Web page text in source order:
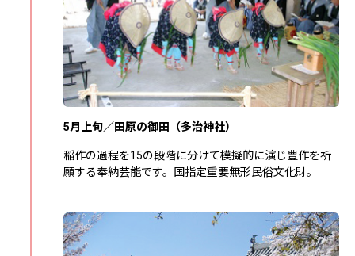
5月上旬／田原の御田（多治神社）
稲作の過程を15の段階に分けて模擬的に演じ豊作を祈
願する奉納芸能です。国指定重要無形民俗文化財。